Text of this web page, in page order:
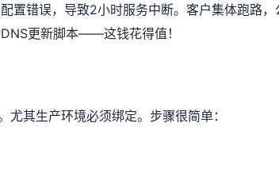
置错误，导致2小时服务中断。客户集体跑路，
更新脚本——这钱花得值！
其生产环境必须绑定。步骤很简单：